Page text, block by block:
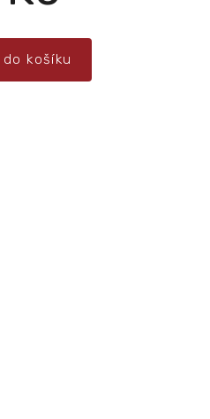
košíku